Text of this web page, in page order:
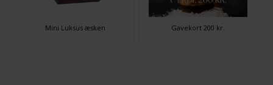
Mini Luksus æsken Gavekort 200 kr.